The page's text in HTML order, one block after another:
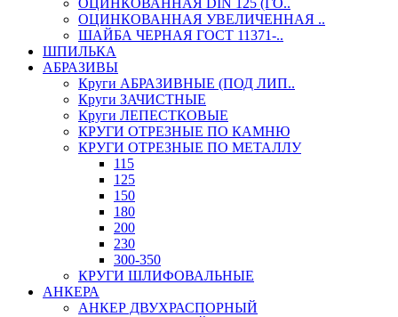
ОЦИНКОВАННАЯ DIN 125 (ГО..
ОЦИНКОВАННАЯ УВЕЛИЧЕННАЯ ..
ШАЙБА ЧЕРНАЯ ГОСТ 11371-..
ШПИЛЬКА
АБРАЗИВЫ
Круги АБРАЗИВНЫЕ (ПОД ЛИП..
Круги ЗАЧИСТНЫЕ
Круги ЛЕПЕСТКОВЫЕ
КРУГИ ОТРЕЗНЫЕ ПО КАМНЮ
КРУГИ ОТРЕЗНЫЕ ПО МЕТАЛЛУ
115
125
150
180
200
230
300-350
КРУГИ ШЛИФОВАЛЬНЫЕ
АНКЕРА
АНКЕР ДВУХРАСПОРНЫЙ